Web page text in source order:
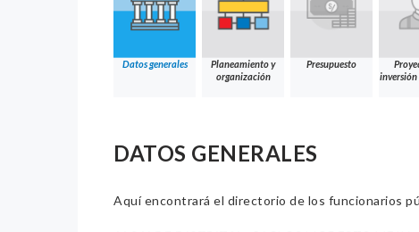
Datos generales
Planeamiento y
organización
Presupuesto
inversión
DATOS GENERALES
Aquí encontrará el directorio de los funcionarios